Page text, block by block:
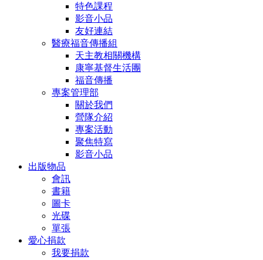
特色課程
影音小品
友好連結
醫療福音傳播組
天主教相關機構
康寧基督生活團
福音傳播
專案管理部
關於我們
營隊介紹
專案活動
聚焦特寫
影音小品
出版物品
會訊
書籍
圖卡
光碟
單張
愛心捐款
我要捐款